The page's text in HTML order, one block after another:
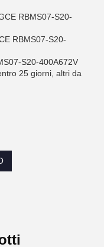
RBMS07-S20-
RBMS07-S20-
S20-400A672V
25 giorni, altri da